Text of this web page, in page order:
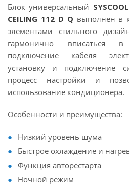
Блок универсальный SYSCOOL
CEILING 112 D Q выполнен в
элементами стильного
гармонично вписаться
подключение кабеля
установку и подключение
процесс настройки и
использование кондиционера.
Особенности и преимущества:
Низкий уровень шума
Быстрое охлаждение и
Функция авторестарта
Ночной режим